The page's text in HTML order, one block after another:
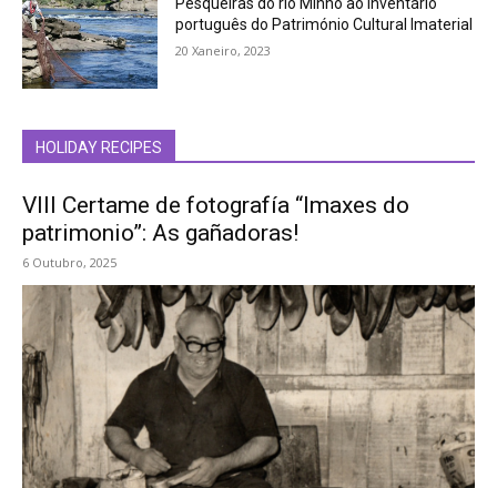
português do Património Cultural Imaterial
20 Xaneiro, 2023
HOLIDAY RECIPES
VIII Certame de fotografía “Imaxes do
patrimonio”: As gañadoras!
6 Outubro, 2025